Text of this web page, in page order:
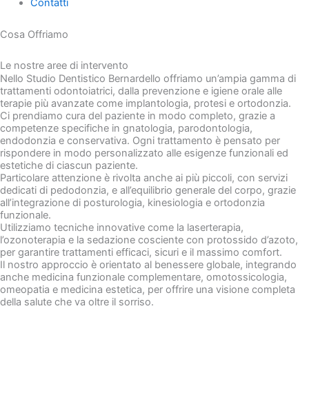
Contatti
Cosa Offriamo
Le nostre aree di intervento
Nello Studio Dentistico Bernardello offriamo un’ampia gamma di
trattamenti odontoiatrici, dalla prevenzione e igiene orale alle
terapie più avanzate come implantologia, protesi e ortodonzia.
Ci prendiamo cura del paziente in modo completo, grazie a
competenze specifiche in gnatologia, parodontologia,
endodonzia e conservativa. Ogni trattamento è pensato per
rispondere in modo personalizzato alle esigenze funzionali ed
estetiche di ciascun paziente.
Particolare attenzione è rivolta anche ai più piccoli, con servizi
dedicati di pedodonzia, e all’equilibrio generale del corpo, grazie
all’integrazione di posturologia, kinesiologia e ortodonzia
funzionale.
Utilizziamo tecniche innovative come la laserterapia,
l’ozonoterapia e la sedazione cosciente con protossido d’azoto,
per garantire trattamenti efficaci, sicuri e il massimo comfort.
Il nostro approccio è orientato al benessere globale, integrando
anche medicina funzionale complementare, omotossicologia,
omeopatia e medicina estetica, per offrire una visione completa
della salute che va oltre il sorriso.